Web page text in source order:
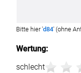
Wertung:
schlecht
Bitte hier 'd84' (ohne